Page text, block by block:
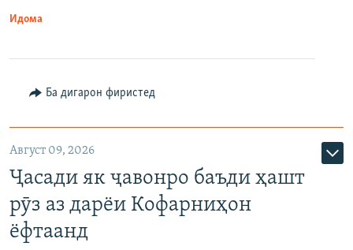
Идома
Ба дигарон фиристед
Август 09, 2026
Ҷасади як ҷавонро баъди ҳашт
рӯз аз дарёи Кофарниҳон
ёфтаанд